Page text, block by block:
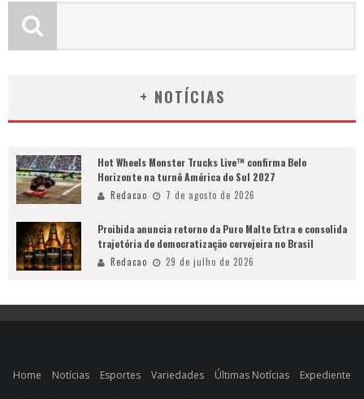
+ NOTÍCIAS
Hot Wheels Monster Trucks Live™ confirma Belo
Horizonte na turnê América do Sul 2027
Redacao 7 de agosto de 2026
Proibida anuncia retorno da Puro Malte Extra e consolida
trajetória de democratização cervejeira no Brasil
Redacao 29 de julho de 2026
Home Notícias Esportes Variedades Últimas Notícias Expediente